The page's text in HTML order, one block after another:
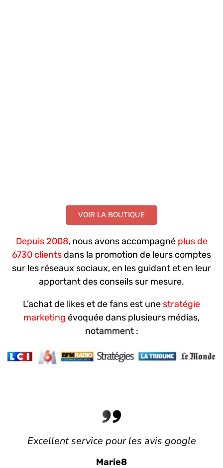
VOIR LA BOUTIQUE
Depuis 2008, nous avons accompagné plus de
6730 clientsdans la promotion de leurs comptes
sur les réseaux sociaux, en les guidant et en leur
apportant des conseils sur mesure.
L’achat de likes et de fans est une stratégie
marketing évoquée dans plusieurs médias,
notamment :
Excellent service pour les avis google
Marie8